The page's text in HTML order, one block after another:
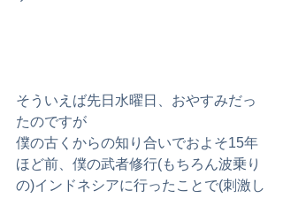
そういえば先日水曜日、おやすみだっ
たのですが
僕の古くからの知り合いでおよそ15年
ほど前、僕の武者修行(もちろん波乗り
の)インドネシアに行ったことで(刺激し